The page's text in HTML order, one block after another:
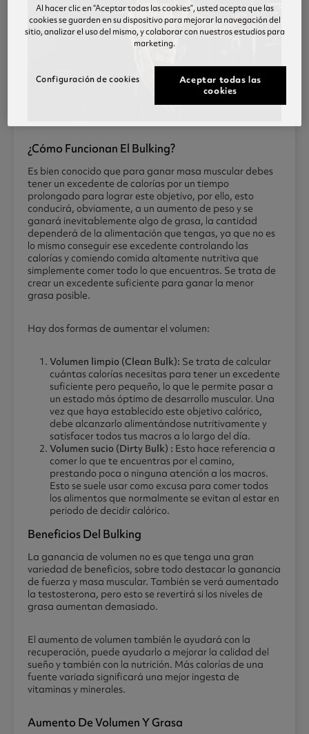
¿cómo Funcionan El Bulking?
Es bien conocido que para ganar masa muscular debes
tener un excedente de calorías por un tiempo
prolongado para lograr este objetivo, por ello, esto
conducirá, obviamente, a un aumento de peso y se
ganará inevitablemente algo de grasa, la cantidad
dependerá de la alimentación que tengas, ya que no es
lo mismo conseguir ese excedente controlando las
calorías y comiendo comida altamente nutritiva que
simplemente comer todo lo que encuentras. Se trata de
crear un excedente suficiente para ganar la menor
grasa posible.
Hay dos formas de aumentar el volumen:
Volumen limpio (Clean Bulk): Se trata de calcular
cuántas calorías necesitas para tener un excedente
suficiente pero pequeño, lo que le permite pasar a
un estado más óptimo de desarrollo muscular. Una
vez que haya establecido este objetivo calórico,
debe alcanzarlo alimentándose nutritivamente y
satisfacer todos tus macros a lo largo del día.
Volumen sucio (Dirty Bulk) : Esto hace referencia a
comer lo que te encuentras por el camino,
prestando poca o ninguna atención a los macros.
Esto se suele usar como excusa para comer todos
los alimentos que normalmente se evitan al estar en
periodo de decidir calórico.
Beneficios Del Bulking
La ganancia de volumen no es que tenga una gran
variedad de beneficios, sobre todo destacar la ganancia
de fuerza y masa muscular. También se verá aumentado
la testosterona, pero esto se revertirá si los niveles de
grasa aumentan demasiado.
El aumento de volumen también le ayudará con la
recuperación, puede ayudarlo a mejorar la calidad del
sueño y también con la nutrición. Más calorías de una
fuente variada significará una mejor ingesta de
vitaminas y minerales.
Aumento De Volumen Y Grasa
Al hacer clic en “Aceptar todas las cookies”, usted acepta que las
cookies se guarden en su dispositivo para mejorar la navegación del
sitio, analizar el uso del mismo, y colaborar con nuestros estudios para
marketing.
Aceptar todas las
cookies
Configuración de cookies